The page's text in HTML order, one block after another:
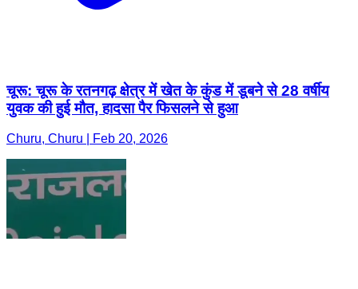
चूरू: चूरू के रतनगढ़ क्षेत्र में खेत के कुंड में डूबने से 28 वर्षीय
युवक की हुई मौत, हादसा पैर फिसलने से हुआ
Churu, Churu | Feb 20, 2026